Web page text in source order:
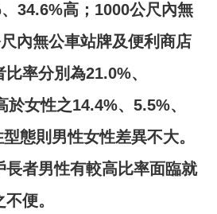
、 34.6%高； 1000公尺內無
內無公車站牌及便利商店
比率分別為21.0%、
於女性之14.4%、 5.5%、
型態則男性女性差異不大。
長者男性有較高比率面臨就
便。